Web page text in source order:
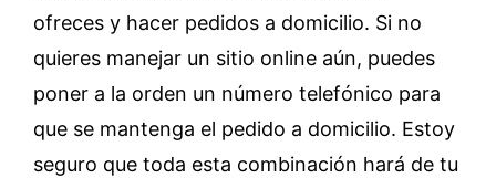
ofreces y hacer pedidos a domicilio. Si no
quieres manejar un sitio online aún, puedes
poner a la orden un número telefónico para
que se mantenga el pedido a domicilio. Estoy
seguro que toda esta combinación hará de tu